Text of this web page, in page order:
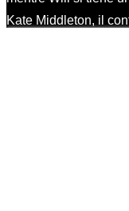
Kate Middleton, il